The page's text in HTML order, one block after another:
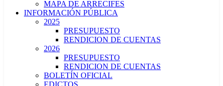
MAPA DE ARRECIFES
INFORMACIÓN PÚBLICA
2025
PRESUPUESTO
RENDICION DE CUENTAS
2026
PRESUPUESTO
RENDICION DE CUENTAS
BOLETÍN OFICIAL
EDICTOS